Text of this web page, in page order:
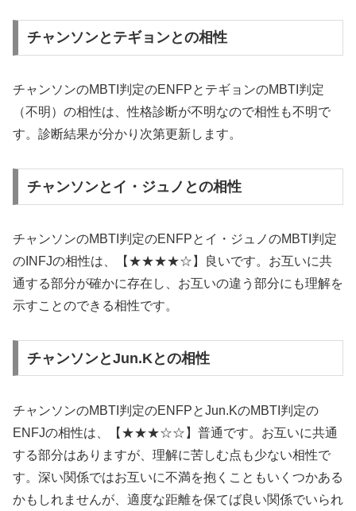
チャンソンとテギョンとの相性
チャンソンのMBTI判定のENFPとテギョンのMBTI判定
（不明）の相性は、性格診断が不明なので相性も不明で
す。診断結果が分かり次第更新します。
チャンソンとイ・ジュノとの相性
チャンソンのMBTI判定のENFPとイ・ジュノのMBTI判定
のINFJの相性は、【★★★★☆】良いです。お互いに共
通する部分が確かに存在し、お互いの違う部分にも理解を
示すことのできる相性です。
チャンソンとJun.Kとの相性
チャンソンのMBTI判定のENFPとJun.KのMBTI判定の
ENFJの相性は、【★★★☆☆】普通です。お互いに共通
する部分はありますが、理解に苦しむ点も少ない相性で
す。深い関係ではお互いに不満を抱くこともいくつかある
かもしれませんが、適度な距離を保てば良い関係でいられ